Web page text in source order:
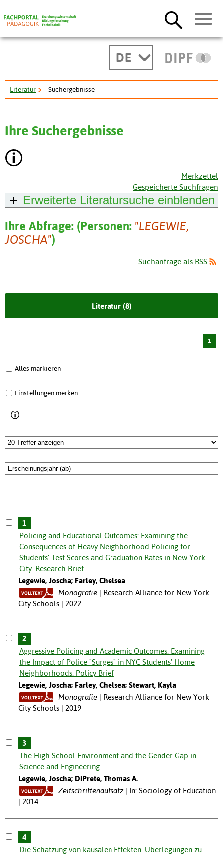
DE
Literatur Suchergebnisse
Ihre Suchergebnisse
Merkzettel
Gespeicherte Suchfragen
Erweiterte Literatursuche einblenden
Ihre Abfrage: (Personen: "LEGEWIE,
JOSCHA")
Suchanfrage als RSS
Literatur (8)
1
Alles markieren
Einstellungen merken
1
Policing and Educational Outcomes: Examining the
Consequences of Heavy Neighborhood Policing for
Students' Test Scores and Graduation Rates in New York
City. Research Brief
Legewie, Joscha; Farley, Chelsea
Monografie
Research Alliance for New York
City Schools | 2022
2
Aggressive Policing and Academic Outcomes: Examining
the Impact of Police "Surges" in NYC Students' Home
Neighborhoods. Policy Brief
Legewie, Joscha; Farley, Chelsea; Stewart, Kayla
Monografie
Research Alliance for New York
City Schools | 2019
3
The High School Environment and the Gender Gap in
Science and Engineering
Legewie, Joscha; DiPrete, Thomas A.
Zeitschriftenaufsatz
In: Sociology of Education
| 2014
4
Die Schätzung von kausalen Effekten. Überlegungen zu